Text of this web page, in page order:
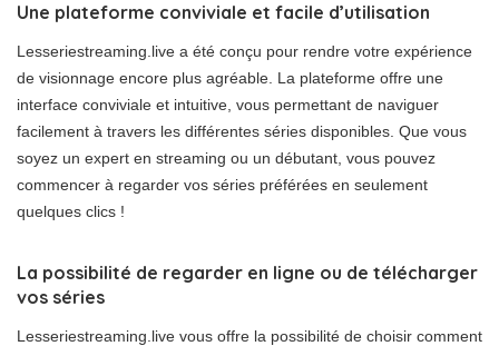
Une plateforme conviviale et facile d’utilisation
Lesseriestreaming.live a été conçu pour rendre votre expérience
de visionnage encore plus agréable. La plateforme offre une
interface conviviale et intuitive, vous permettant de naviguer
facilement à travers les différentes séries disponibles. Que vous
soyez un expert en streaming ou un débutant, vous pouvez
commencer à regarder vos séries préférées en seulement
quelques clics !
La possibilité de regarder en ligne ou de télécharger
vos séries
Lesseriestreaming.live vous offre la possibilité de choisir comment